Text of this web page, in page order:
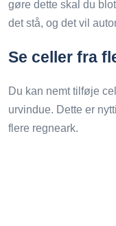
gøre dette skal du
det stå, og det vil
Se celler fra
Du kan nemt tilføje
urvindue. Dette er
flere regneark.